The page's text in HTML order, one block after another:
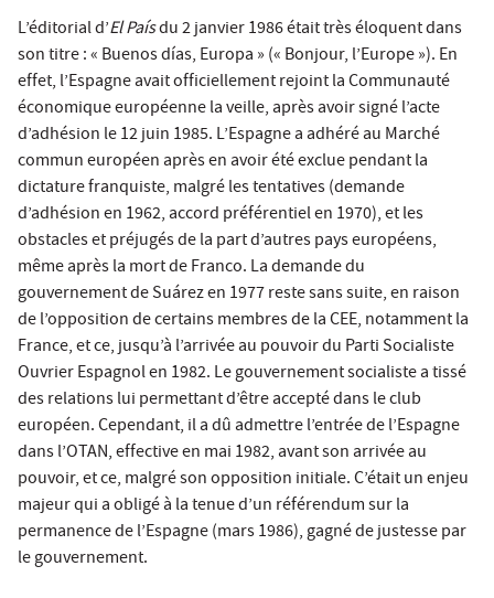
L’éditorial d’El Paísdu 2 janvier 1986 était très éloquent dans
son titre : « Buenos días, Europa » (« Bonjour, l’Europe »). En
effet, l’Espagne avait officiellement rejoint la Communauté
économique européenne la veille, après avoir signé l’acte
d’adhésion le 12 juin 1985. L’Espagne a adhéré au Marché
commun européen après en avoir été exclue pendant la
dictature franquiste, malgré les tentatives (demande
d’adhésion en 1962, accord préférentiel en 1970), et les
obstacles et préjugés de la part d’autres pays européens,
même après la mort de Franco. La demande du
gouvernement de Suárez en 1977 reste sans suite, en raison
de l’opposition de certains membres de la CEE, notamment la
France, et ce, jusqu’à l’arrivée au pouvoir du Parti Socialiste
Ouvrier Espagnol en 1982. Le gouvernement socialiste a tissé
des relations lui permettant d’être accepté dans le club
européen. Cependant, il a dû admettre l’entrée de l’Espagne
dans l’OTAN, effective en mai 1982, avant son arrivée au
pouvoir, et ce, malgré son opposition initiale. C’était un enjeu
majeur qui a obligé à la tenue d’un référendum sur la
permanence de l’Espagne (mars 1986), gagné de justesse par
le gouvernement.